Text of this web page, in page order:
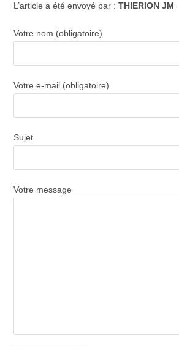
L’article a été envoyé par :THIERION JM
Votre nom (obligatoire)
Votre e-mail (obligatoire)
Sujet
Votre message